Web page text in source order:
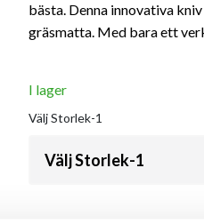
bästa. Denna innovativa
gräsmatta. Med bara ett
I lager
VäljStorlek-1
Välj Storlek-1